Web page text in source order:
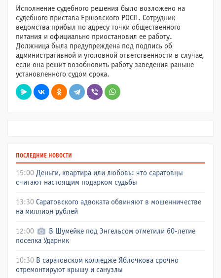
Исполнение судебного решения было возложено на
судебного пристава Ершовского РОСП. Сотрудник
ведомства прибыл по адресу точки общественного
питания и официально приостановил ее работу.
Должница была предупреждена под подпись об
административной и уголовной ответственности в случае,
если она решит возобновить работу заведения раньше
установленного судом срока.
ПОСЛЕДНИЕ НОВОСТИ
15:00 Деньги, квартира или любовь: что саратовцы
считают настоящим подарком судьбы
13:30 Саратовского адвоката обвиняют в мошенничестве
на миллион рублей
12:00
В Шумейке под Энгельсом отметили 60-летие
поселка Ударник
10:30 В саратовском колледже Яблочкова срочно
отремонтируют крышу и санузлы